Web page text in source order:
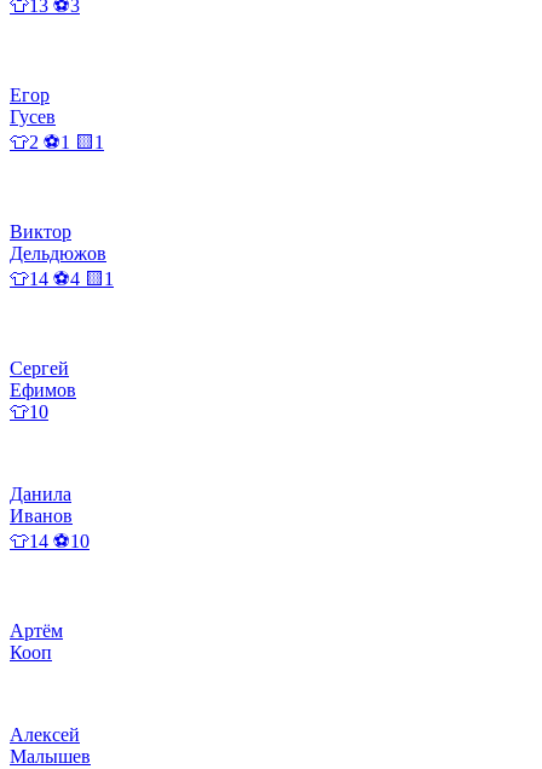
👕13 ⚽3
Егор
Гусев
👕2 ⚽1 🟨1
Виктор
Дельдюжов
👕14 ⚽4 🟨1
Сергей
Ефимов
👕10
Данила
Иванов
👕14 ⚽10
Артём
Кооп
Алексей
Малышев